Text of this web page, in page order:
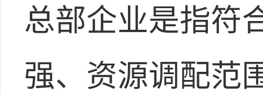
总部企业是指符
强、资源调配范